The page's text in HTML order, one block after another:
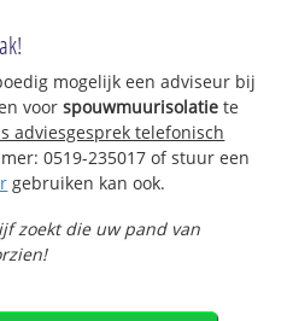
mogelijk een adviseur bij
voorspouwmuurisolatie te
adviesgesprek telefonisch
0519-235017 of stuur een
gebruiken kan ook.
zoekt die uw pand van